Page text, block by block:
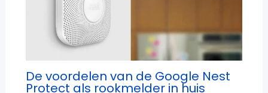
De voordelen van de Google Nest
Protect als rookmelder in huis